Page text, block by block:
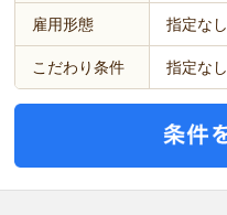
雇用形態 指定なし
こだわり条件 指定なし